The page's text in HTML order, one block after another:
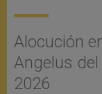
Alocución
Angelus
2026